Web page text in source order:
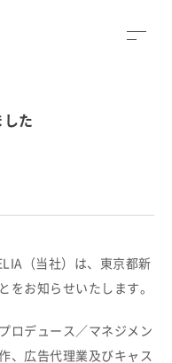
した
（当社）は、東京都新
をお知らせいたします。
ロデュース／マネジメン
、広告代理業及びキャス